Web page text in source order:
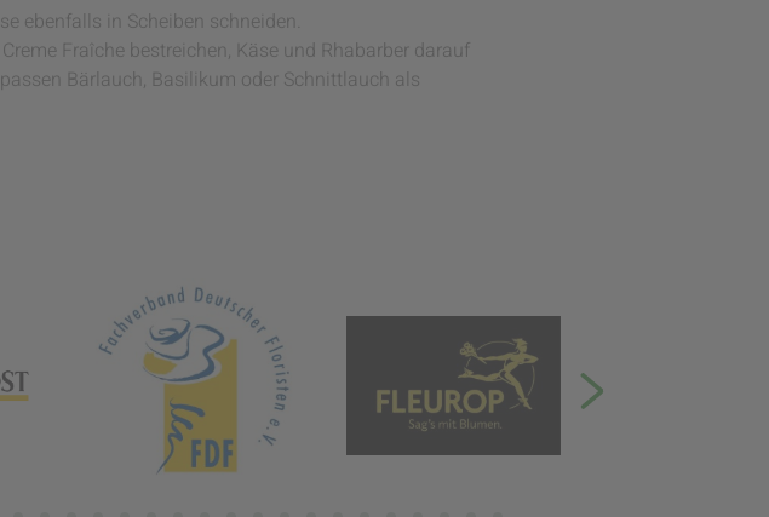
ebenfalls in Scheiben schneiden.
Fraîche bestreichen, Käse und Rhabarber darauf
Bärlauch, Basilikum oder Schnittlauch als